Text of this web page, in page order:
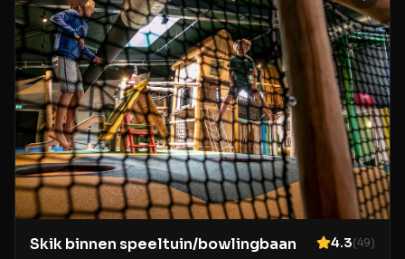
Skik binnen speeltuin/bowlingbaan 4.3(49)